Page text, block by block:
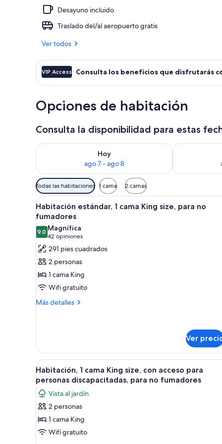
Desayuno incluido
Traslado del/al aeropuerto gratis
Ver todos
VIP Access Consulta los beneficios que disfrutarás
Opciones de habitación
Consulta la disponibilidad para estas
Hoy
ago 7 - ago 8
Consulta la disponibilidad para hoy ago 7 - ago 8
Consulta la
Filtros
disponibles
para
las
habitaciones
Todas las habitaciones 1 cama 2 camas
Abrir
todas
las
fotos
de
Habitación
estándar,
1
cama
King
fumadores
Habitación de hotel con una
28
Habitación estándar, 1 cama King size, para no
fumadores
9.09.0 de 10
Magnífica
42 opiniones
(42
opiniones)
291 pies cuadrados
2 personas
1 cama King
Wifi gratuito
Más detalles
Más
1
cama
King
size,
para
no
fumadores
Ver
Abrir
todas
las
fotos
de
Habitación,
1
Una habitación de hotel con
6
Habitación, 1 cama King size, con acceso para
personas discapacitadas, para no fumadores
Vista al jardín
2 personas
1 cama King
Wifi gratuito